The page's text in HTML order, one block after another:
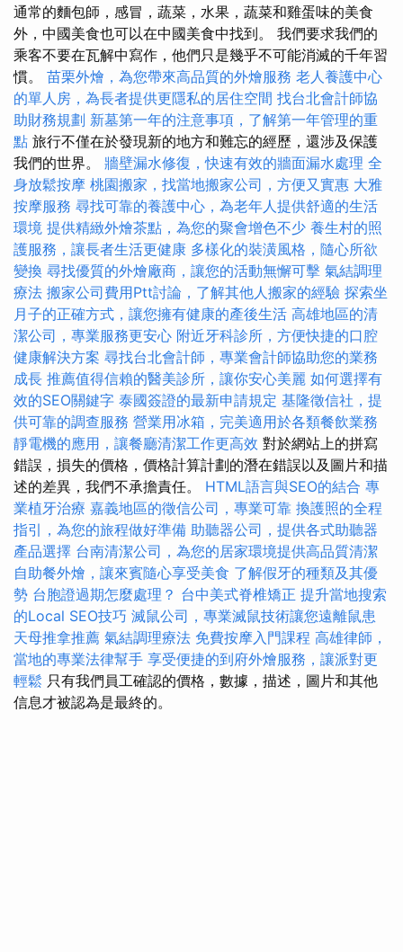
通常的麵包師，感冒，蔬菜，水果，蔬菜和雞蛋味的美食
外，中國美食也可以在中國美食中找到。 我們要求我們的
乘客不要在瓦解中寫作，他們只是幾乎不可能消滅的千年習
慣。 苗栗外燴，為您帶來高品質的外燴服務 老人養護中心
的單人房，為長者提供更隱私的居住空間 找台北會計師協
助財務規劃 新墓第一年的注意事項，了解第一年管理的重
點 旅行不僅在於發現新的地方和難忘的經歷，還涉及保護
我們的世界。 牆壁漏水修復，快速有效的牆面漏水處理 全
身放鬆按摩 桃園搬家，找當地搬家公司，方便又實惠 大雅
按摩服務 尋找可靠的養護中心，為老年人提供舒適的生活
環境 提供精緻外燴茶點，為您的聚會增色不少 養生村的照
護服務，讓長者生活更健康 多樣化的裝潢風格，隨心所欲
變換 尋找優質的外燴廠商，讓您的活動無懈可擊 氣結調理
療法 搬家公司費用Ptt討論，了解其他人搬家的經驗 探索坐
月子的正確方式，讓您擁有健康的產後生活 高雄地區的清
潔公司，專業服務更安心 附近牙科診所，方便快捷的口腔
健康解決方案 尋找台北會計師，專業會計師協助您的業務
成長 推薦值得信賴的醫美診所，讓你安心美麗 如何選擇有
效的SEO關鍵字 泰國簽證的最新申請規定 基隆徵信社，提
供可靠的調查服務 營業用冰箱，完美適用於各類餐飲業務
靜電機的應用，讓餐廳清潔工作更高效 對於網站上的拼寫
錯誤，損失的價格，價格計算計劃的潛在錯誤以及圖片和描
述的差異，我們不承擔責任。 HTML語言與SEO的結合 專
業植牙治療 嘉義地區的徵信公司，專業可靠 換護照的全程
指引，為您的旅程做好準備 助聽器公司，提供各式助聽器
產品選擇 台南清潔公司，為您的居家環境提供高品質清潔
自助餐外燴，讓來賓隨心享受美食 了解假牙的種類及其優
勢 台胞證過期怎麼處理？ 台中美式脊椎矯正 提升當地搜索
的Local SEO技巧 滅鼠公司，專業滅鼠技術讓您遠離鼠患
天母推拿推薦 氣結調理療法 免費按摩入門課程 高雄律師，
當地的專業法律幫手 享受便捷的到府外燴服務，讓派對更
輕鬆 只有我們員工確認的價格，數據，描述，圖片和其他
信息才被認為是最終的。